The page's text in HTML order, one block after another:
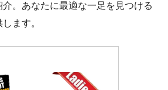
。あなたに最適な一足を見つける
ます。